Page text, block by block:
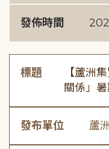
發佈時間
標題
【蘆洲
關係」
發布單位 蘆